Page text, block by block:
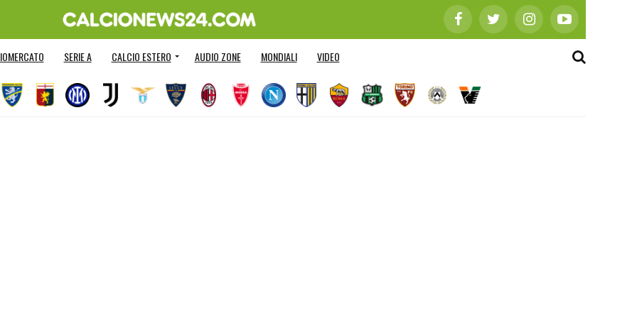
SERIE A CALCIO ESTERO AUDIO ZONE MONDIALI VIDEO